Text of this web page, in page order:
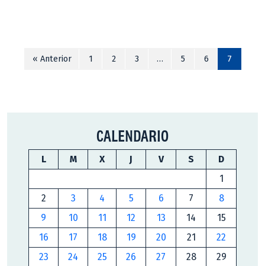
« Anterior 1 2 3 … 5 6 7
CALENDARIO
L M X J V S
D
1
2
3 4 5 6 7
8
9
10 11 12 13 14
15
16
17 18 19 20 21
22
23
24 25 26 27 28
29